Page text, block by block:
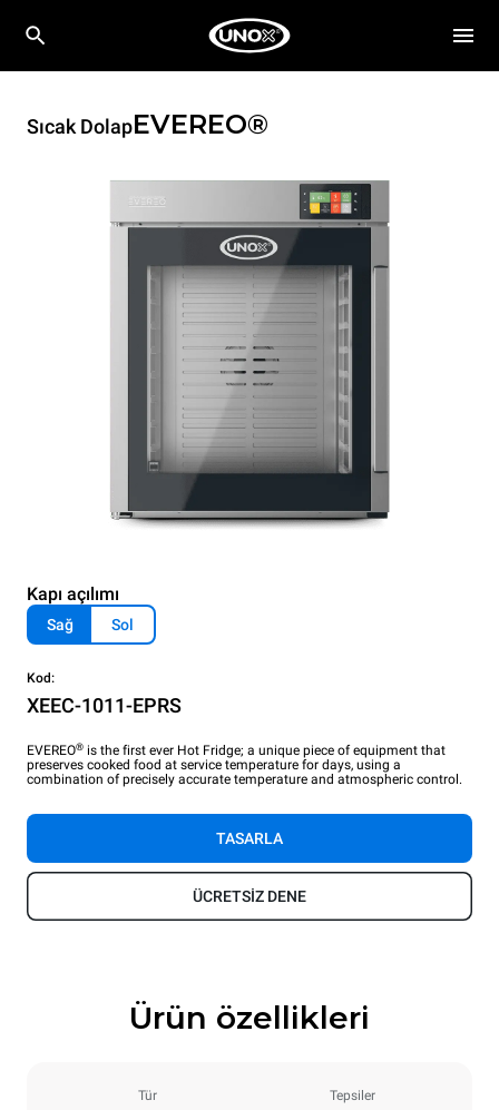
Sıcak DolapEVEREO®
Kapı açılımı
Sağ Sol
Kod:
XEEC-1011-EPRS
EVEREO® is the first ever Hot Fridge; a unique piece of equipment that
preserves cooked food at service temperature for days, using a
combination of precisely accurate temperature and atmospheric control.
TASARLA
ÜCRETSİZ DENE
Ürün özellikleri
Tür Tepsiler